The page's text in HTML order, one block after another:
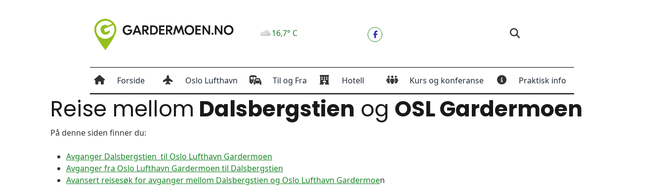
16,7° C
Forside Oslo Lufthavn Til og Fra Hotell Kurs og konferanse Praktisk info
Reise mellom Dalsbergstien og OSL Gardermoen
På denne siden finner du:
Avganger Dalsbergstien til Oslo Lufthavn Gardermoen
Avganger fra Oslo Lufthavn Gardermoen til Dalsbergstien
Avansert reisesøk for avganger mellom Dalsbergstien og Oslo Lufthavn Gardermoen